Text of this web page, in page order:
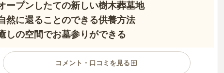
ープンしたての新しい樹木葬墓地
然に還ることのできる供養方法
しの空間でお墓参りができる
コメント・口コミを見る